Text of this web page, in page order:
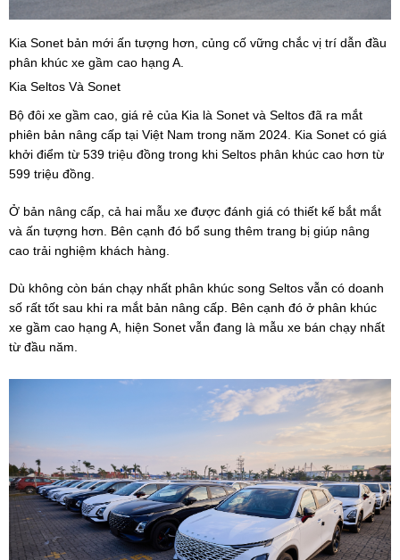
Kia Sonet bản mới ấn tượng hơn, củng cố vững chắc vị trí dẫn đầu
phân khúc xe gầm cao hạng A.
Kia Seltos Và Sonet
Bộ đôi xe gầm cao, giá rẻ của Kia là Sonet và Seltos đã ra mắt
phiên bản nâng cấp tại Việt Nam trong năm 2024. Kia Sonet có giá
khởi điểm từ 539 triệu đồng trong khi Seltos phân khúc cao hơn từ
599 triệu đồng.
Ở bản nâng cấp, cả hai mẫu xe được đánh giá có thiết kế bắt mắt
và ấn tượng hơn. Bên cạnh đó bổ sung thêm trang bị giúp nâng
cao trải nghiệm khách hàng.
Dù không còn bán chạy nhất phân khúc song Seltos vẫn có doanh
số rất tốt sau khi ra mắt bản nâng cấp. Bên cạnh đó ở phân khúc
xe gầm cao hạng A, hiện Sonet vẫn đang là mẫu xe bán chạy nhất
từ đầu năm.